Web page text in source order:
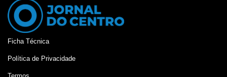
Ficha Técnica
Política de Privacidade